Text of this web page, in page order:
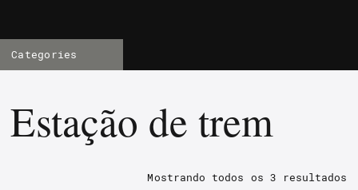
Categories
Estação de trem
Mostrando todos os 3 resultados